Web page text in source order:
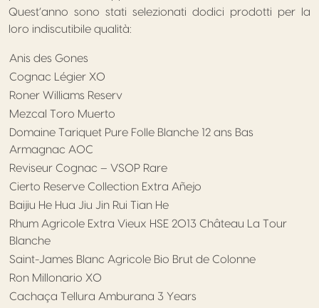
Quest’anno sono stati selezionati dodici prodotti per la
loro indiscutibile qualità:
Anis des Gones
Cognac Légier XO
Roner Williams Reserv
Mezcal Toro Muerto
Domaine Tariquet Pure Folle Blanche 12 ans Bas
Armagnac AOC
Reviseur Cognac – VSOP Rare
Cierto Reserve Collection Extra Añejo
Baijiu He Hua Jiu Jin Rui Tian He
Rhum Agricole Extra Vieux HSE 2013 Château La Tour
Blanche
Saint-James Blanc Agricole Bio Brut de Colonne
Ron Millonario XO
Cachaça Tellura Amburana 3 Years